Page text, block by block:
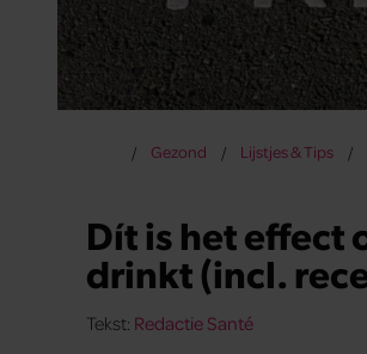
Gezond Lijstjes & Tips
Dít is het effect
drinkt (incl.
Tekst: Redactie Santé